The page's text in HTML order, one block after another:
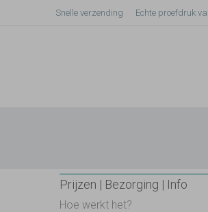
Snelle verzending Echte proefdruk
Prijzen | Bezorging | Info
Hoe werkt het?